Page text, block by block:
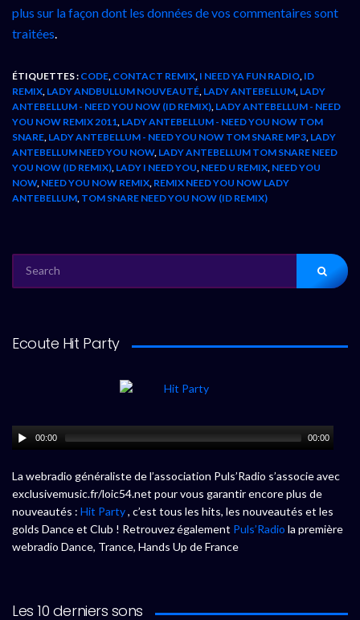
plus sur la façon dont les données de vos commentaires sont
traitées.
ÉTIQUETTES : CODE CONTACT REMIX I NEED YA FUN RADIO ID
REMIX LADY ANDBULLUM NOUVEAUTÉ LADY ANTEBELLUM LADY
ANTEBELLUM - NEED YOU NOW (ID REMIX) LADY ANTEBELLUM - NEED
YOU NOW REMIX 2011 LADY ANTEBELLUM - NEED YOU NOW TOM
SNARE LADY ANTEBELLUM - NEED YOU NOW TOM SNARE MP3 LADY
ANTEBELLUM NEED YOU NOW, LADY ANTEBELLUM TOM SNARE NEED
YOU NOW (ID REMIX) LADY I NEED YOU NEED U REMIX NEED YOU
NOW, NEED YOU NOW REMIX REMIX NEED YOU NOW LADY
ANTEBELLUM TOM SNARE NEED YOU NOW (ID REMIX)
FOR:
Ecoute Hit Party
00:00 00:00
La webradio généraliste de l’association Puls’Radio s’associe avec
exclusivemusic.fr/loic54.net pour vous garantir encore plus de
nouveautés : Hit Party, c’est tous les hits, les nouveautés et les
golds Dance et Club ! Retrouvez également Puls’Radio la première
webradio Dance, Trance, Hands Up de France
Les 10 derniers sons